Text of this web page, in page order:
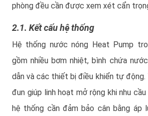
phòng đều cần được xem xét cẩn
2.1. Kết cấu hệ thống
Hệ thống nước nóng Heat Pump
gồm nhiều bơm nhiệt, bình chứa
dẫn và các thiết bị điều khiển tự
đun giúp linh hoạt mở rộng khi nhu
hệ thống cần đảm bảo cân bằng áp